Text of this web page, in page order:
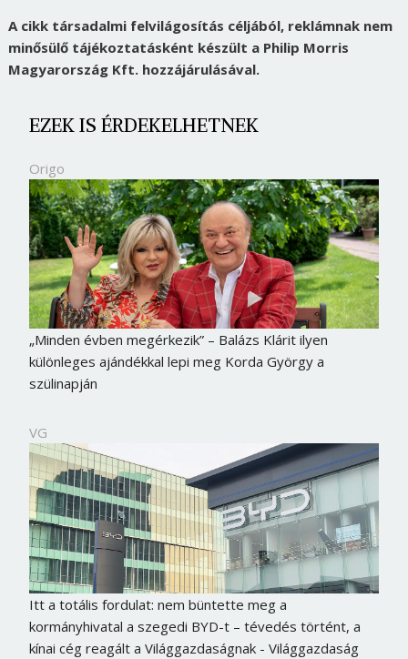
A cikk társadalmi felvilágosítás céljából, reklámnak nem
minősülő tájékoztatásként készült a Philip Morris
Magyarország Kft. hozzájárulásával.
EZEK IS ÉRDEKELHETNEK
Origo
„Minden évben megérkezik” – Balázs Klárit ilyen
különleges ajándékkal lepi meg Korda György a
szülinapján
VG
Itt a totális fordulat: nem büntette meg a
kormányhivatal a szegedi BYD-t – tévedés történt, a
kínai cég reagált a Világgazdaságnak - Világgazdaság